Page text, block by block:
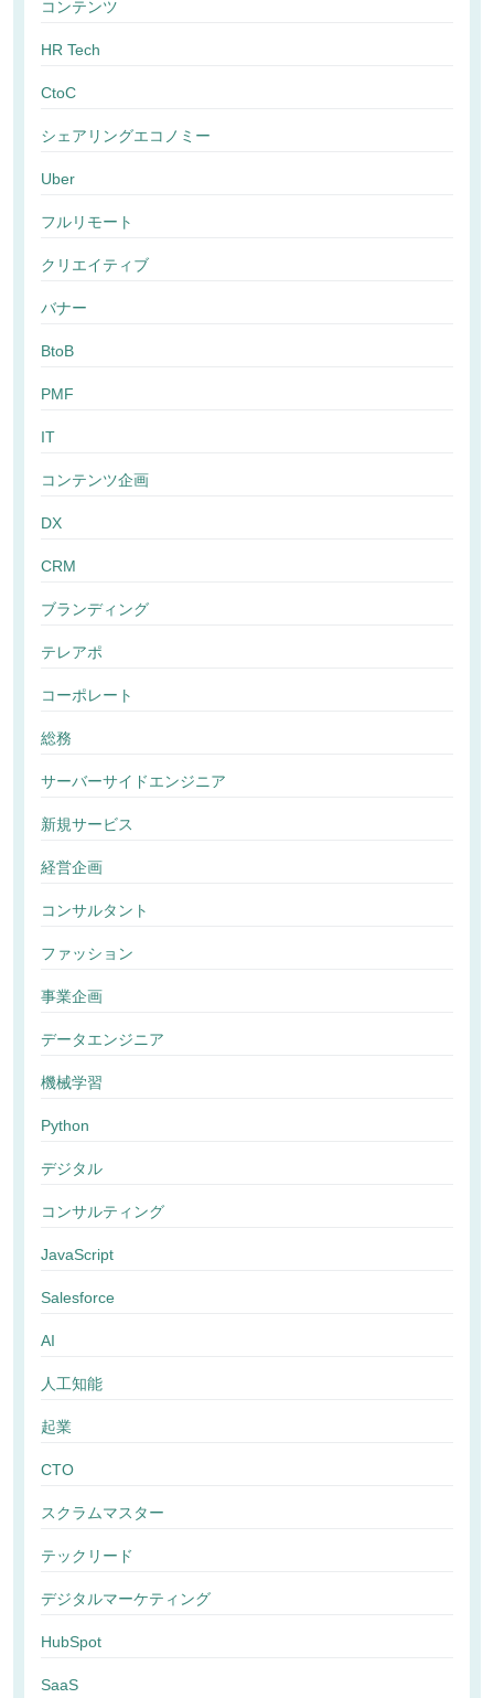
コンテンツ
HR Tech
CtoC
シェアリングエコノミー
Uber
フルリモート
クリエイティブ
バナー
BtoB
PMF
IT
コンテンツ企画
DX
CRM
ブランディング
テレアポ
コーポレート
総務
サーバーサイドエンジニア
新規サービス
経営企画
コンサルタント
ファッション
事業企画
データエンジニア
機械学習
Python
デジタル
コンサルティング
JavaScript
Salesforce
AI
人工知能
起業
CTO
スクラムマスター
テックリード
デジタルマーケティング
HubSpot
SaaS